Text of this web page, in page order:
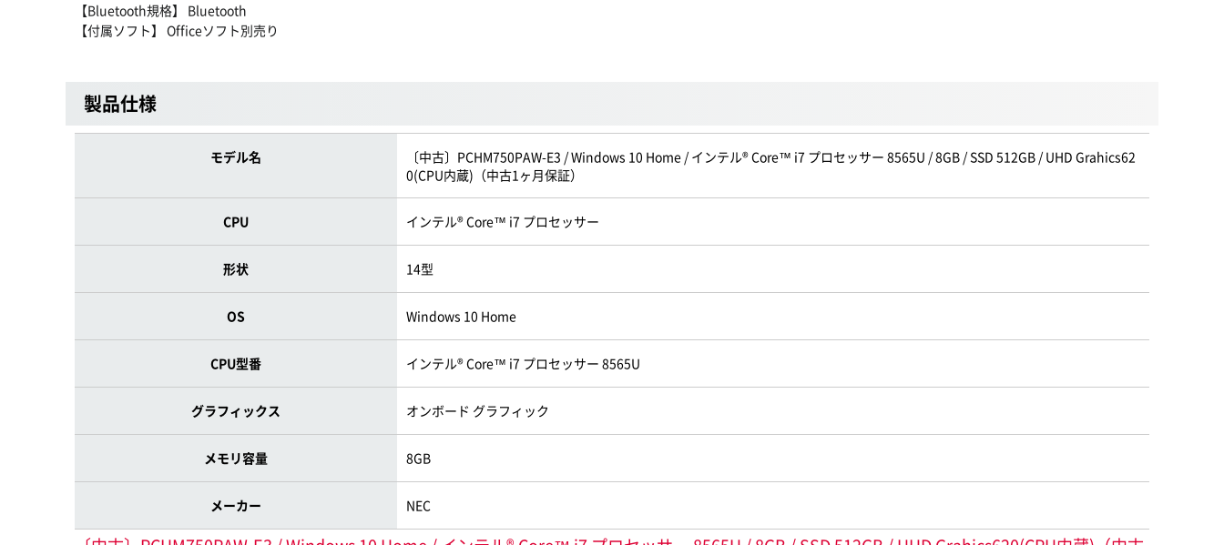
【Bluetooth規格】 Bluetooth
【付属ソフト】 Officeソフト別売り
製品仕様
モデル名
〔中古〕PCHM750PAW-E3 / Windows 10 Home / インテル® Core™ i7 プロセッサー 8565U / 8GB / SSD 512GB / UHD Grahics62
0(CPU内蔵)（中古1ヶ月保証）
CPU インテル® Core™ i7 プロセッサー
形状 14型
OS Windows 10 Home
CPU型番 インテル® Core™ i7 プロセッサー 8565U
グラフィックス オンボード グラフィック
メモリ容量 8GB
メーカー NEC